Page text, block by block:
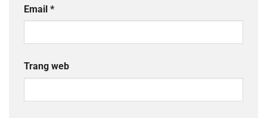
Email *
Trang web